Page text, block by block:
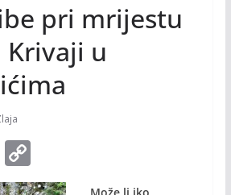
pri mrijestu
u
C
o